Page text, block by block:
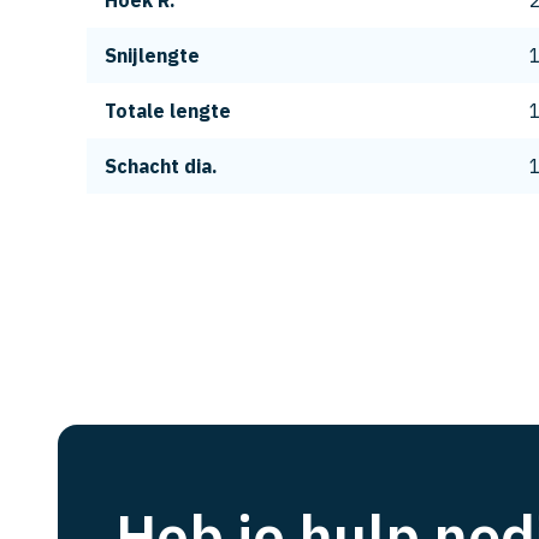
Snijlengte
Totale lengte
Schacht dia.